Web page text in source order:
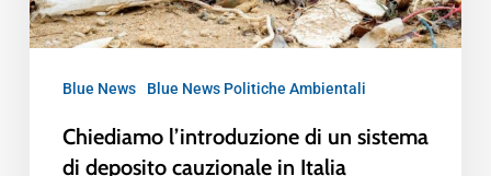
Blue News Blue News Politiche Ambientali
Chiediamo l’introduzione di un sistema
di deposito cauzionale in Italia